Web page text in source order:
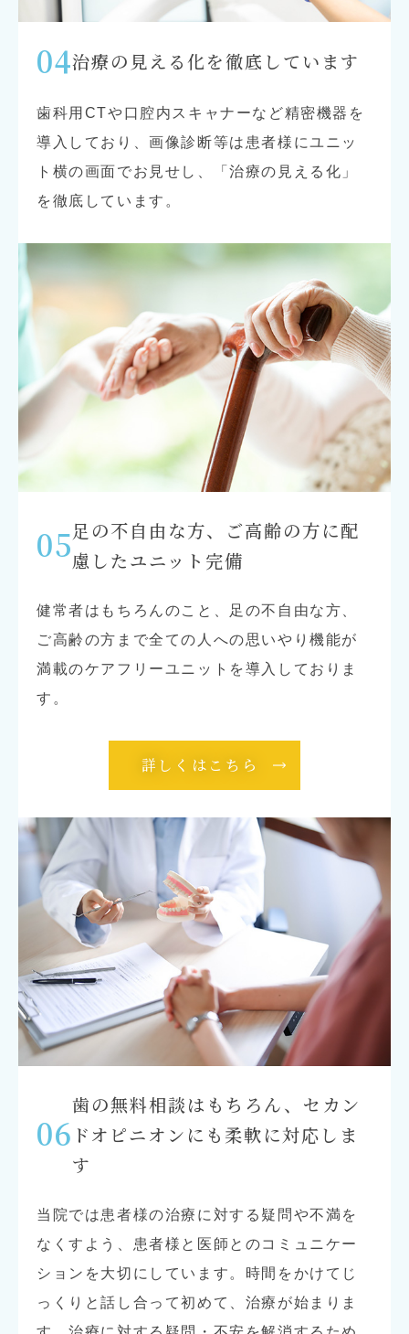
04治療の見える化を徹底しています
歯科用CTや口腔内スキャナーなど精密機器を
導入しており、画像診断等は患者様にユニッ
ト横の画面でお見せし、「治療の見える化」
を徹底しています。
05足の不自由な方、ご高齢の方に配
慮したユニット完備
健常者はもちろんのこと、足の不自由な方、
ご高齢の方まで全ての人への思いやり機能が
満載のケアフリーユニットを導入しておりま
す。
詳しくはこちら
06
歯の無料相談はもちろん、セカン
ドオピニオンにも 柔軟に対応しま
す
当院では患者様の治療に対する疑問や不満を
なくすよう、患者様と医師とのコミュニケー
ションを大切にしています。時間をかけてじ
っくりと話し合って初めて、治療が始まりま